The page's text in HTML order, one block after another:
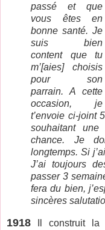
passé et que
vous êtes en
bonne santé. Je
suis bien
content que tu
m’[aies] choisis
pour son
parrain. A cette
occasion, je
t’envoie ci-joint
souhaitant
chance. Je
longtemps. Si
J’ai toujours
passer 3
fera du bien,
sincères
1918 Il construit la